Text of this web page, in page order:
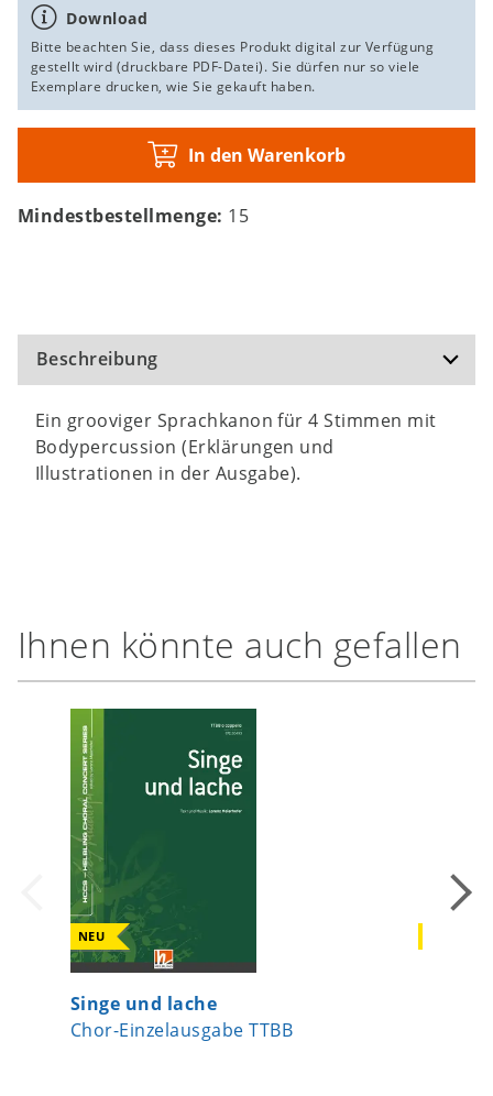
Download
Bitte beachten Sie, dass dieses Produkt digital zur Verfügung
gestellt wird (druckbare PDF-Datei). Sie dürfen nur so viele
Exemplare drucken, wie Sie gekauft haben.
In den Warenkorb
Mindestbestellmenge: 15
Beschreibung
Ein grooviger Sprachkanon für 4 Stimmen mit
Bodypercussion (Erklärungen und
Illustrationen in der Ausgabe).
Ihnen könnte auch gefallen
NEU
Singe und lache
Chor-Einzelausgabe TTBB